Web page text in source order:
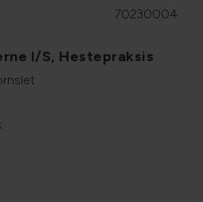
70230004
I/S, Hestepraksis